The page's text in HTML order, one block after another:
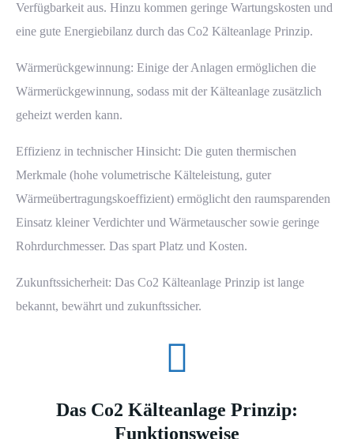
Verfügbarkeit aus. Hinzu kommen geringe Wartungskosten und
eine gute Energiebilanz durch das Co2 Kälteanlage Prinzip.
Wärmerückgewinnung: Einige der Anlagen ermöglichen die
Wärmerückgewinnung, sodass mit der Kälteanlage zusätzlich
geheizt werden kann.
Effizienz in technischer Hinsicht: Die guten thermischen
Merkmale (hohe volumetrische Kälteleistung, guter
Wärmeübertragungskoeffizient) ermöglicht den raumsparenden
Einsatz kleiner Verdichter und Wärmetauscher sowie geringe
Rohrdurchmesser. Das spart Platz und Kosten.
Zukunftssicherheit: Das Co2 Kälteanlage Prinzip ist lange
bekannt, bewährt und zukunftssicher.
Das Co2 Kälteanlage Prinzip:
Funktionsweise